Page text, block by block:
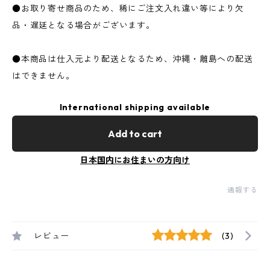
●お取り寄せ商品のため、稀にご注文入れ違い等により欠
品・遅延となる場合がございます。
●本商品は仕入元より配送となるため、沖縄・離島への配送
はできません。
International shipping available
Add to cart
日本国内にお住まいの方向け
通報する
レビュー (3)